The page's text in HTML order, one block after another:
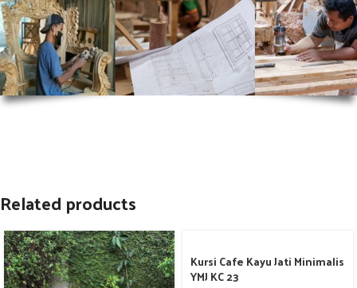
Related products
Kursi Cafe Kayu Jati Minimalis
YMJ KC 23